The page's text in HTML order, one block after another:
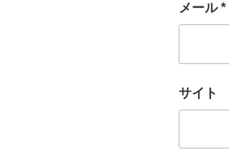
メール*
サイト